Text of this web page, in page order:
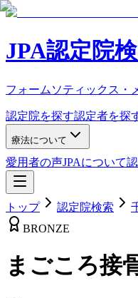
JPA認定院
フォームソティックス・
認定院を探す認定者を探
療法について
愛用者の声JPAについて
トップ 認定院検索
BRONZE
まごころ接